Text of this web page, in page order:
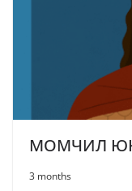
МОМЧИЛ
3 months